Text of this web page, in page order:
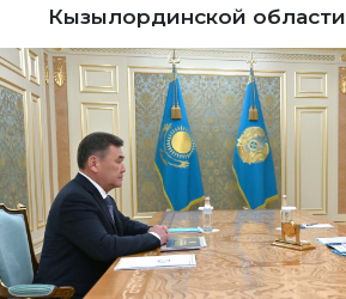
Кызылординской области